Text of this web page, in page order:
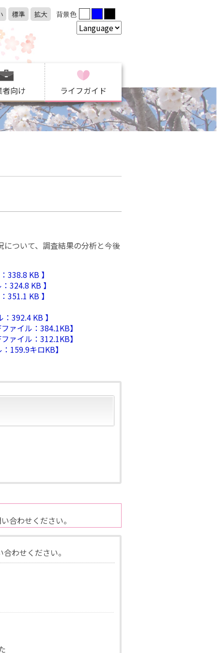
標準 拡大 背景色
者向け ライフガイド
ついて、調査結果の分析と今後
338.8 KB 】
324.8 KB 】
351.1 KB 】
392.4 KB 】
ァイル：384.1KB】
ァイル：312.1KB】
159.9キロKB】
合わせください。
わせください。